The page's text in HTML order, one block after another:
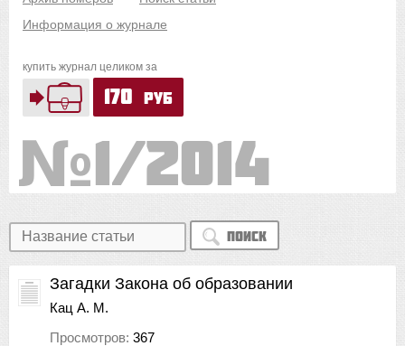
Информация о журнале
купить журнал целиком за
170 руб
1/2014
Поиск
Загадки Закона об образовании
Кац А. М.
Просмотров: 367